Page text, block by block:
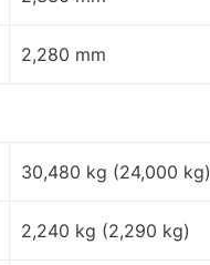
2,280 mm
30,480 kg (24,000 kg)
2,240 kg (2,290 kg)